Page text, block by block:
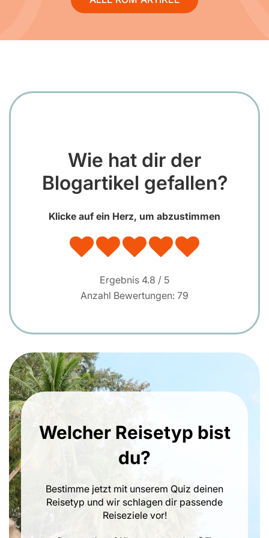
Wie hat dir der
Blogartikel gefallen?
Klicke auf ein Herz, um abzustimmen
Ergebnis 4.8 / 5
Anzahl Bewertungen: 79
Welcher Reisetyp bist
du?
Bestimme jetzt mit unserem Quiz deinen
Reisetyp und wir schlagen dir passende
Reiseziele vor!